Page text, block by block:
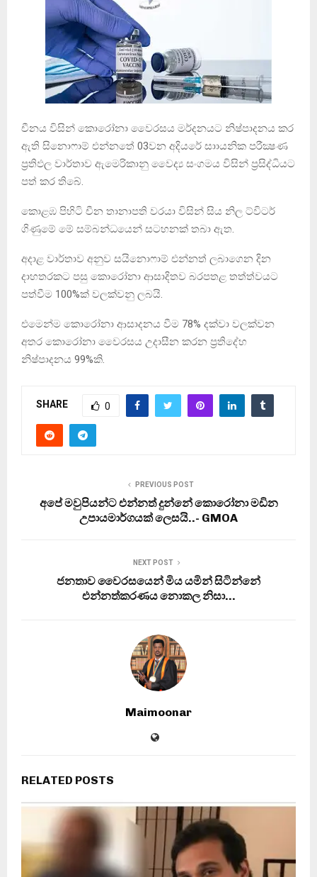
චීනය විසින් කොරෝනා වෛරසය මර්දනයට නිෂ්පාදනය කර
ඇති සිනොෆාම් එන්නතේ 03වන අදියරේ සාායනික පරීක්‍ෂණ
ප‍්‍රතිඵල වාර්තාව ඇමෙරිකානු වෛද්‍ය සංගමය විසින් ප්‍රසිද්ධියට
පත් කර තිබේ.
කොළඹ පිහිටි චීන තානාපති වරයා විසින් සිය නිල ට්විටර්
ගිණුමේ මේ සම්බන්ධයෙන් සටහනක් තබා ඇත.
අදාළ වාර්තාව අනුව සයිනොෆාම් එන්නත් ලබාගෙන දින
දාහතරකට පසු කොරෝනා ආසාදිතව බරපතළ තත්ත්වයට
පත්වීම 100%ක් වලක්වනු ලබයි.
එමෙන්ම කොරෝනා ආසාදනය වීම 78% දක්වා වලක්වන
අතර කොරෝනා වෛරසය උදාසීන කරන ප්‍රතිදේහ
නිෂ්පාදනය 99%කි.
SHARE 0
PREVIOUS POST
අපේ මවුපියන්ට එන්නත් දුන්නේ කොරෝනා මඩින
උපායමාර්ගයක් ලෙසයි..- GMOA
NEXT POST
ජනතාව වෛරසයෙන් මිය යමින් සිටින්නේ
එන්නත්කරණය නොකල නිසා…
Maimoonar
RELATED POSTS